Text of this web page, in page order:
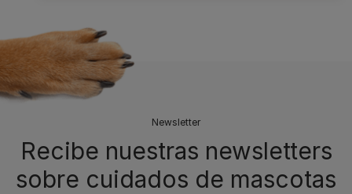
Newsletter
Recibe nuestras newsletters
sobre cuidados de mascotas​